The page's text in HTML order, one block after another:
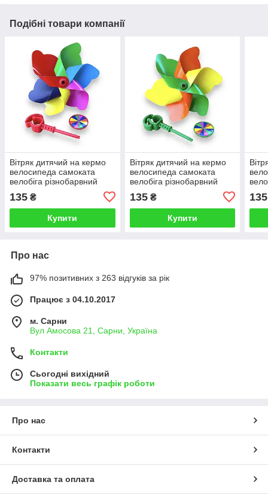
Подібні товари компанії
Вітряк дитячий на кермо
велосипеда самоката
велобіга різнобарвний
135 ₴
Купити
Вітряк дитячий на кермо
велосипеда самоката
велобіга різнобарвний
135₴
Купити
135
Про нас
97% позитивних з 263 відгуків за рік
Працює з 04.10.2017
м. Сарни
Вул Амосова 21, Сарни, Україна
Контакти
Сьогодні вихідний
Показати весь графік роботи
Про нас
Контакти
Доставка та оплата